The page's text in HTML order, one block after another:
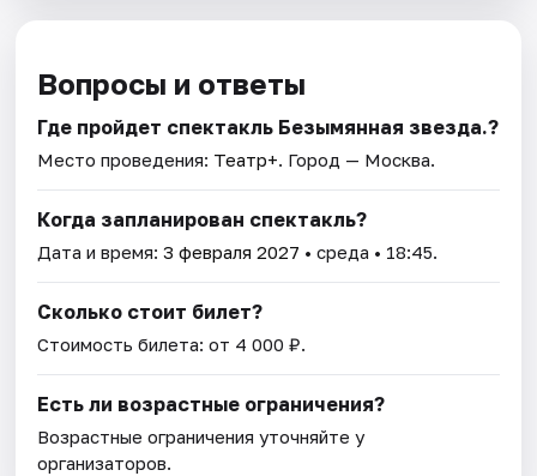
Вопросы и ответы
Где пройдет спектакль Безымянная звезда.?
Место проведения: Театр+. Город — Москва.
Когда запланирован спектакль?
Дата и время:3 февраля 2027 • среда • 18:45.
Сколько стоит билет?
Стоимость билета: от 4 000 ₽.
Есть ли возрастные ограничения?
Возрастные ограничения уточняйте у
организаторов.